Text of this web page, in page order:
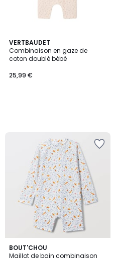
VERTBAUDET
Combinaison en gaze de
coton doublé bébé
25,99 €
BOUT'CHOU
Maillot de bain combinaison